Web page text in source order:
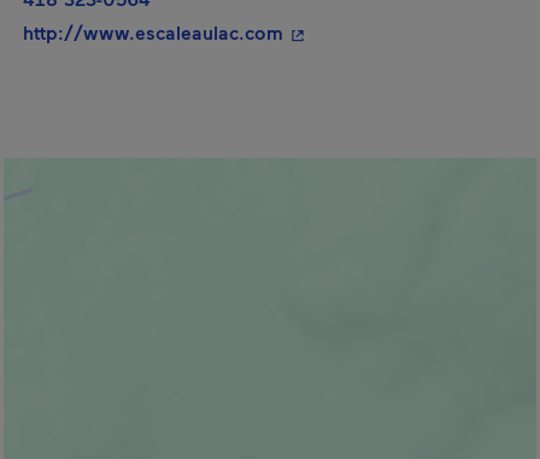
http://www.escaleaulac.com - Cet hyperlien s'ouvrira